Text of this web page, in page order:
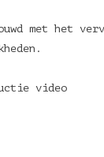
met het
video